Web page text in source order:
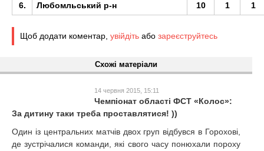
6.
Любомльський р-н 10 1 1
Щоб додати коментар, увійдіть або зареєструйтесь
Схожі матеріали
14 червня 2015, 15:11
Чемпіонат області ФСТ «Колос»:
За дитину таки треба проставлятися! ))
Один із центральних матчів двох груп відбувся в Горохові,
де зустрічалися команди, які свого часу понюхали пороху